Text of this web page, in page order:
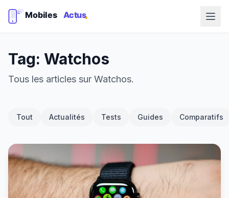
Tag: Watchos
Tous les articles sur Watchos.
Tout Actualités Tests Guides Comparatifs